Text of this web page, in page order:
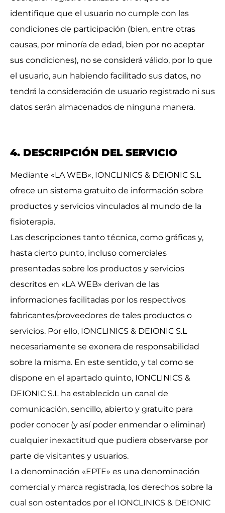
identifique que el usuario no cumple con las
condiciones de participación (bien, entre otras
causas, por minoría de edad, bien por no aceptar
sus condiciones), no se considerá válido, por lo que
el usuario, aun habiendo facilitado sus datos, no
tendrá la consideración de usuario registrado ni sus
datos serán almacenados de ninguna manera.
4. DESCRIPCIÓN DEL SERVICIO
Mediante «LA WEB«, IONCLINICS & DEIONIC S.L
ofrece un sistema gratuito de información sobre
productos y servicios vinculados al mundo de la
fisioterapia.
Las descripciones tanto técnica, como gráficas y,
hasta cierto punto, incluso comerciales
presentadas sobre los productos y servicios
descritos en «LA WEB» derivan de las
informaciones facilitadas por los respectivos
fabricantes/proveedores de tales productos o
servicios. Por ello, IONCLINICS & DEIONIC S.L
necesariamente se exonera de responsabilidad
sobre la misma. En este sentido, y tal como se
dispone en el apartado quinto, IONCLINICS &
DEIONIC S.L ha establecido un canal de
comunicación, sencillo, abierto y gratuito para
poder conocer (y así poder enmendar o eliminar)
cualquier inexactitud que pudiera observarse por
parte de visitantes y usuarios.
La denominación «EPTE» es una denominación
comercial y marca registrada, los derechos sobre la
cual son ostentados por el IONCLINICS & DEIONIC